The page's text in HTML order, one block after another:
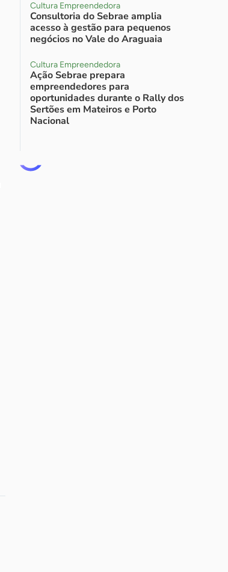
Cultura Empreendedora
Consultoria do Sebrae amplia
acesso à gestão para pequenos
negócios no Vale do Araguaia
Cultura Empreendedora
Ação Sebrae prepara
empreendedores para
oportunidades durante o Rally dos
Sertões em Mateiros e Porto
Nacional